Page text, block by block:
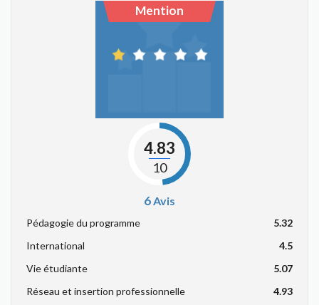
Mention
4.83
10
6Avis
Pédagogie du programme
5.32
International
4.5
Vie étudiante
5.07
Réseau et insertion professionnelle
4.93